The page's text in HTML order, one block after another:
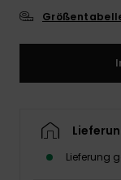
Lieferung